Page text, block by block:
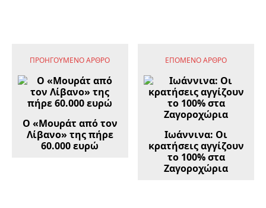
ΠΡΟΗΓΟΎΜΕΝΟ ΆΡΘΡΟ
Ο «Μουράτ από τον
Λίβανο» της πήρε
60.000 ευρώ
ΕΠΌΜΕΝΟ ΆΡΘΡΟ
Ιωάννινα: Οι
κρατήσεις αγγίζουν
το 100% στα
Ζαγοροχώρια